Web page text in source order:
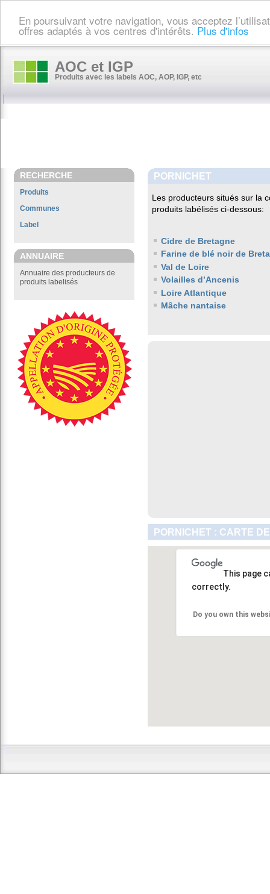
En poursuivant votre navigation, vous acceptez
offres adaptés à vos centres d'intérêts. Plus d'infos
AOC et IGP
Produits avec les labels AOC, AOP, IGP, etc
RECHERCHE
Produits
Communes
Label
ANNUAIRE
Annuaire des producteurs de
produits labelisés
PORNICHET
Les producteurs situés sur la
produits labélisés ci-dessous:
Cidre de Bretagne
Farine de blé noir de
Val de Loire
Volailles d’Ancenis
Loire Atlantique
Mâche nantaise
PORNICHET : CARTE
This page
correctly.
Do you own this